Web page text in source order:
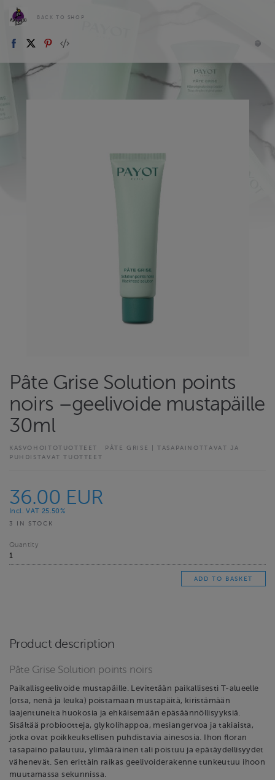
BACK TO SHOP
Pâte Grise Solution points
noirs –geelivoide mustapäille
30ml
KASVOHOITOTUOTTEET
PÂTE GRISE | TASAPAINOTTAVAT JA
PUHDISTAVAT TUOTTEET
36.00 EUR
Incl. VAT 25.50%
3 IN STOCK
Quantity
Product description
Pâte Grise Solution points noirs
Paikallisgeelivoide mustapäille. Levitetään paikallisesti T-alueelle
(otsa, nenä ja leuka) poistamaan mustapäitä, kiristämään
laajentuneita huokosia ja ehkäisemään epäsäännöllisyyksiä.
Sisältää probiootteja, glykolihappoa, mesiangervoa ja takiaista,
jotka ovat poikkeuksellisen puhdistavia ainesosia. Ihon floran
tasapaino palautuu, ylimääräinen tali poistuu ja epätäydellisyydet
vähenevät. Sen erittäin raikas geelivoiderakenne tunkeutuu ihoon
muutamassa sekunnissa.